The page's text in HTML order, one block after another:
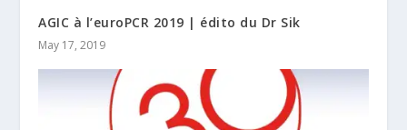
AGIC à l’euroPCR 2019 | édito du Dr Sik
May 17, 2019